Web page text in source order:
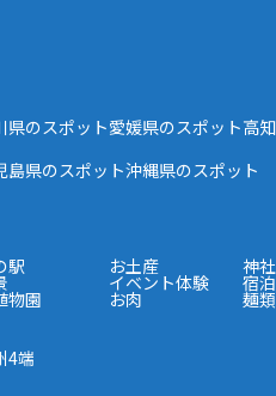
県のスポット愛媛県のスポット高
島県のスポット沖縄県のスポット
駅 お土産 神
イベント体験 宿
物園 お肉 麺類
4端